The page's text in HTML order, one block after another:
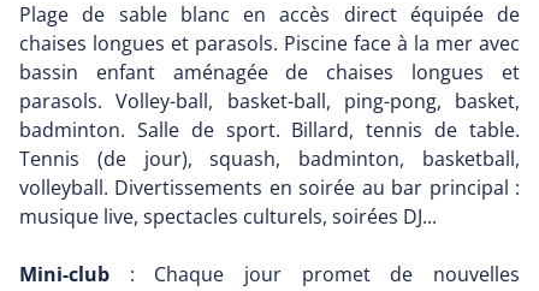
Plage de sable blanc en accès direct équipée de
chaises longues et parasols. Piscine face à la mer avec
bassin enfant aménagée de chaises longues et
parasols. Volley-ball, basket-ball, ping-pong, basket,
badminton. Salle de sport. Billard, tennis de table.
Tennis (de jour), squash, badminton, basketball,
volleyball. Divertissements en soirée au bar principal :
musique live, spectacles culturels, soirées DJ...
Mini-club : Chaque jour promet de nouvelles